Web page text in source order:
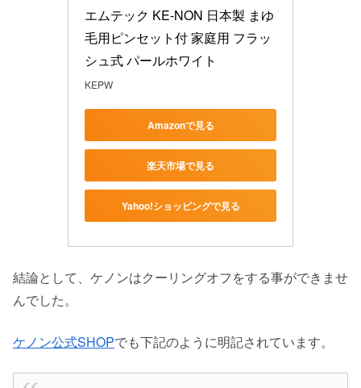
エムテック KE-NON 日本製 まゆ
毛用ピンセット付 家庭用 フラッ
シュ式 パールホワイト
KEPW
Amazonで見る
楽天市場で見る
Yahoo!ショッピングで見る
結論として、ケノンはクーリングオフをする事ができませ
んでした。
ケノン公式SHOPでも下記のように明記されています。